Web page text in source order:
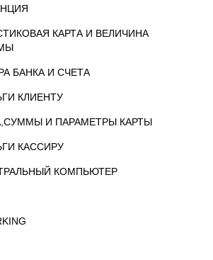
КАРТА И ВЕЛИЧИНА
БАНКА И СЧЕТА
КЛИЕНТУ
И ПАРАМЕТРЫ КАРТЫ
КАССИРУ
КОМПЬЮТЕР